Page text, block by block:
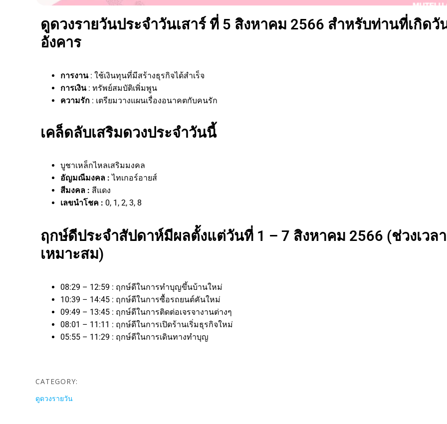
ดูดวงรายวันประจำวันเสาร์ ที่ 5 สิงหาคม 2566 สำหรับท่านที่เกิดวั
อังคาร
การงาน : ใช้เงินทุนที่มีสร้างธุรกิจได้สำเร็จ
การเงิน : ทรัพย์สมบัติเพิ่มพูน
ความรัก : เตรียมวางแผนเรื่องอนาคตกับคนรัก
เคล็ดลับเสริมดวงประจำวันนี้
บูชาเหล็กไหลเสริมมงคล
อัญมณีมงคล :ไทเกอร์อายส์
สีมงคล : สีแดง
เลขนำโชค : 0, 1, 2, 3, 8
ฤกษ์ดีประจำสัปดาห์มีผลตั้งแต่วันที่ 1 – 7 สิงหาคม 2566 (ช่วงเวล
เหมาะสม)
08:29 – 12:59 : ฤกษ์ดีในการทำบุญขึ้นบ้านใหม่
10:39 – 14:45 : ฤกษ์ดีในการซื้อรถยนต์คันใหม่
09:49 – 13:45 : ฤกษ์ดีในการติดต่อเจรจางานต่างๆ
08:01 – 11:11 : ฤกษ์ดีในการเปิดร้านเริ่มธุรกิจใหม่
05:55 – 11:29 : ฤกษ์ดีในการเดินทางทำบุญ
CATEGORY:
ดูดวงรายวัน